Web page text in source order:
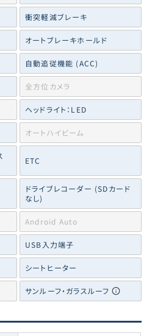
衝突軽減ブレーキ
オートブレーキホールド
自動追従機能 (ACC)
全方位カメラ
ヘッドライト：LED
オートハイビーム
ETC
ドライブレコーダー (SDカード
なし)
Android Auto
USB入力端子
シートヒーター
サンルーフ・ガラスルーフ